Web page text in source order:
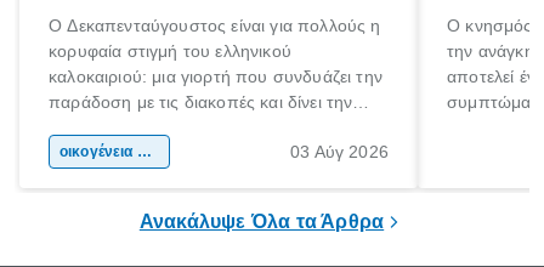
Ο Δεκαπενταύγουστος είναι για πολλούς η
κορυφαία στιγμή του ελληνικού
καλοκαιριού: μια γιορτή που συνδυάζει την
παράδοση με τις διακοπές και δίνει την
χώρας. Είτε πρόκειται για λίγες μέρες
οικογένεια & παιδί 03 Αύγ 2026
Ο κνησμός
την ανάγκη
αποτελεί
Ανακάλυψε Όλα τα Άρθρα